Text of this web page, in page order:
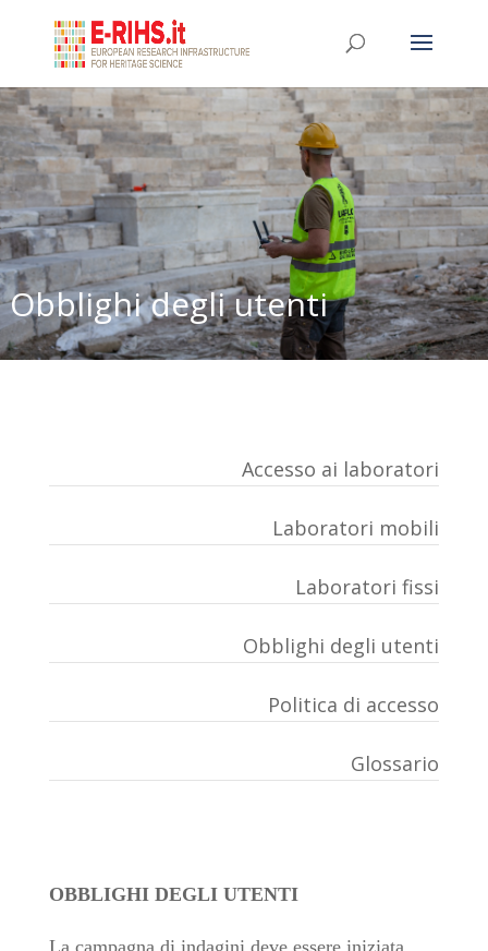
Obblighi degli utenti
Accesso ai laboratori
Laboratori mobili
Laboratori fissi
Obblighi degli utenti
Politica di accesso
Glossario
OBBLIGHI DEGLI UTENTI